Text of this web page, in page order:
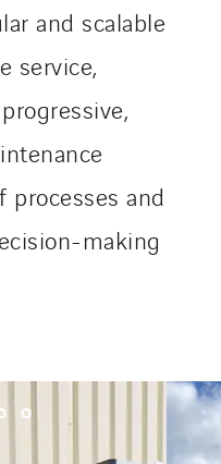
and scalable
service,
processes and
making